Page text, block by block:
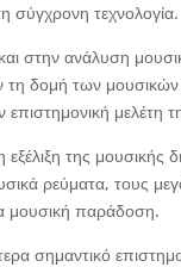
σύγχρονη τεχνολογία.
στην ανάλυση
τη δομή των
επιστημονική μελέτη
εξέλιξη της
ρεύματα, τους
μουσική παράδοση.
σημαντικό